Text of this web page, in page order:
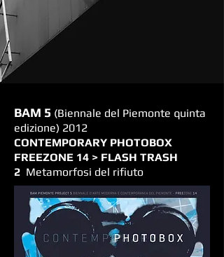
BAM 5 (Biennale del Piemonte quinta
edizione) 2012
CONTEMPORARY PHOTOBOX
FREEZONE 14 > FLASH TRASH
2 Metamorfosi del rifiuto